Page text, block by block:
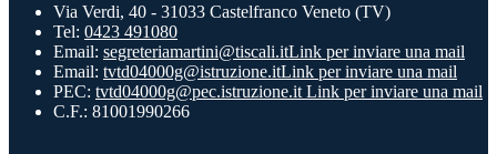
Via Verdi, 40 - 31033 Castelfranco Veneto (TV)
Tel: 0423 491080
Email: segreteriamartini@tiscali.itLink per inviare una mail
Email: tvtd04000g@istruzione.itLink per inviare una mail
PEC: tvtd04000g@pec.istruzione.it Link per inviare una mail
C.F.: 81001990266